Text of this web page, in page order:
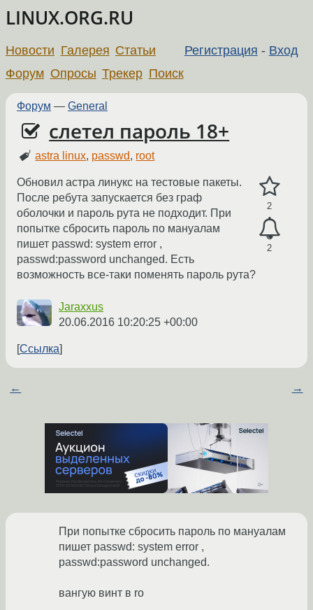
LINUX.ORG.RU
Регистрация - Вход
Новости Галерея Статьи
Форум Опросы Трекер Поиск
Форум — General
слетел пароль 18+
astra linux, passwd, root
2
2
Обновил астра линукс на тестовые пакеты.
После ребута запускается без граф
оболочки и пароль рута не подходит. При
попытке сбросить пароль по мануалам
пишет passwd: system error ,
passwd:password unchanged. Есть
возможность все-таки поменять пароль рута?
Jaraxxus
20.06.2016 10:20:25 +00:00
Ссылка
← →
При попытке сбросить пароль по мануалам
пишет passwd: system error ,
passwd:password unchanged.
вангую винт в ro